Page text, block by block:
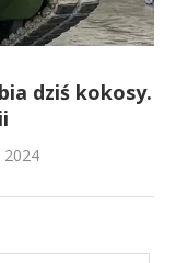
dziś kokosy.
2024